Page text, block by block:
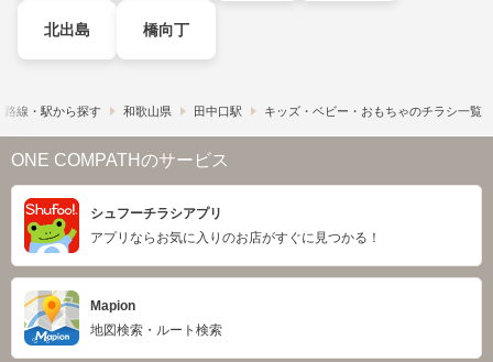
北出島 橋向丁
路線・駅から探す 和歌山県 田中口駅 キッズ・ベビー・おもちゃのチラシ一覧
ONE COMPATHのサービス
シュフーチラシアプリ
アプリならお気に入りのお店がすぐに見つかる！
Mapion
地図検索・ルート検索